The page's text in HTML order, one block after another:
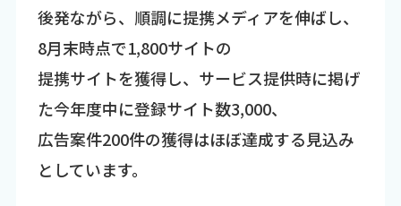
後発ながら、順調に提携メディアを伸ばし、
8月末時点で1,800サイトの
提携サイトを獲得し、サービス提供時に掲げ
た今年度中に登録サイト数3,000、
広告案件200件の獲得はほぼ達成する見込み
としています。